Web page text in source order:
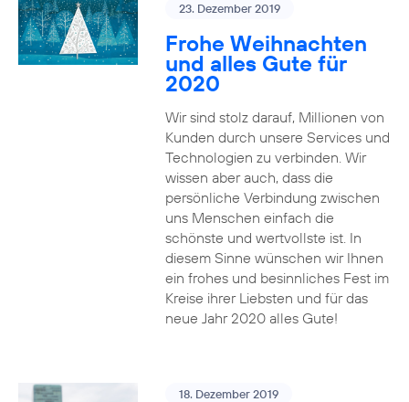
23. Dezember 2019
Frohe Weihnachten
und alles Gute für
2020
Wir sind stolz darauf, Millionen von
Kunden durch unsere Services und
Technologien zu verbinden. Wir
wissen aber auch, dass die
persönliche Verbindung zwischen
uns Menschen einfach die
schönste und wertvollste ist. In
diesem Sinne wünschen wir Ihnen
ein frohes und besinnliches Fest im
Kreise ihrer Liebsten und für das
neue Jahr 2020 alles Gute!
18. Dezember 2019